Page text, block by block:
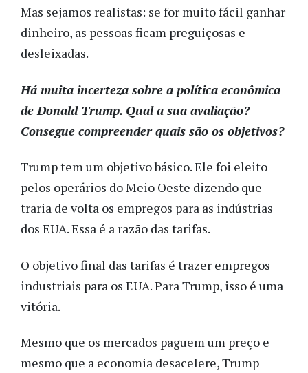
Mas sejamos realistas: se for muito fácil ganhar
dinheiro, as pessoas ficam preguiçosas e
desleixadas.
Há muita incerteza sobre a política econômica
de Donald Trump. Qual a sua avaliação?
Consegue compreender quais são os objetivos?
Trump tem um objetivo básico. Ele foi eleito
pelos operários do Meio Oeste dizendo que
traria de volta os empregos para as indústrias
dos EUA. Essa é a razão das tarifas.
O objetivo final das tarifas é trazer empregos
industriais para os EUA. Para Trump, isso é uma
vitória.
Mesmo que os mercados paguem um preço e
mesmo que a economia desacelere, Trump